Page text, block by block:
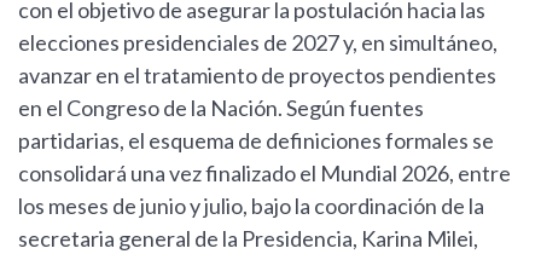
con el objetivo de asegurar la postulación hacia las
elecciones presidenciales de 2027 y, en simultáneo,
avanzar en el tratamiento de proyectos pendientes
en el Congreso de la Nación. Según fuentes
partidarias, el esquema de definiciones formales se
consolidará una vez finalizado el Mundial 2026, entre
los meses de junio y julio, bajo la coordinación de la
secretaria general de la Presidencia, Karina Milei,